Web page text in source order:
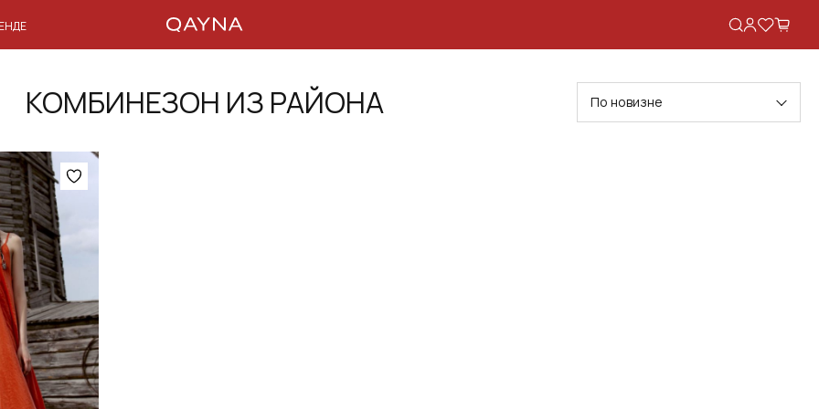
КОМБИНЕЗОН ИЗ РАЙОНА По новизне